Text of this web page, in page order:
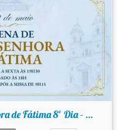
de Fátima 8º Dia – ...